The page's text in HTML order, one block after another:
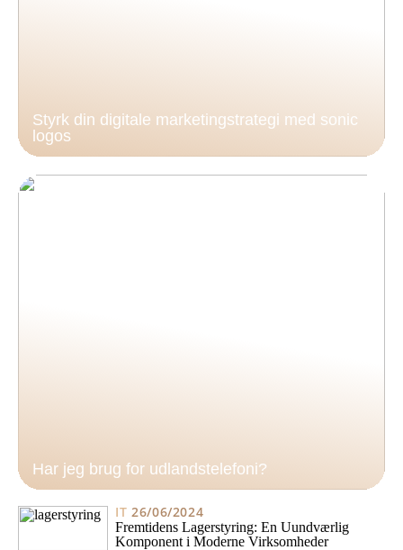
Styrk din digitale marketingstrategi med sonic
logos
Har jeg brug for udlandstelefoni?
IT 26/06/2024
Fremtidens Lagerstyring: En Uundværlig
Komponent i Moderne Virksomheder